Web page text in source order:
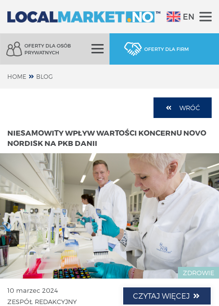
EN
OFERTY DLA OSÓB
PRYWATNYCH
OFERTY DLA FIRM
HOME BLOG
WRÓĆ
NIESAMOWITY WPŁYW WARTOŚCI KONCERNU NOVO
NORDISK NA PKB DANII
ZDROWIE
10 marzec 2024
ZESPÓŁ REDAKCYJNY
CZYTAJ WIĘCEJ